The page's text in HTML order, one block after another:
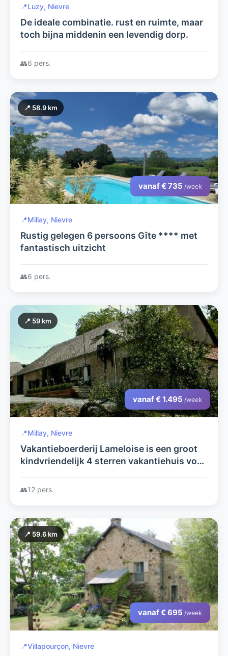
📍Luzy, Nievre
De ideale combinatie. rust en ruimte, maar
toch bijna middenin een levendig dorp.
👥6 pers.
📍 58.9 km
vanaf € 735 /week
📍Millay, Nievre
Rustig gelegen 6 persoons Gîte **** met
fantastisch uitzicht
👥6 pers.
📍 59 km
vanaf € 1.495 /week
📍Millay, Nievre
Vakantieboerderij Lameloise is een groot
kindvriendelijk 4 sterren vakantiehuis voor
privézwembad, jacuzzi en sauna.
👥12 pers.
📍 59.6 km
vanaf € 695 /week
📍Villapourçon, Nievre